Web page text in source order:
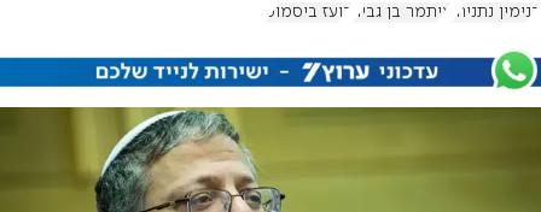
בנימין נתניהו איתמר בן גביר בועז ביסמוט